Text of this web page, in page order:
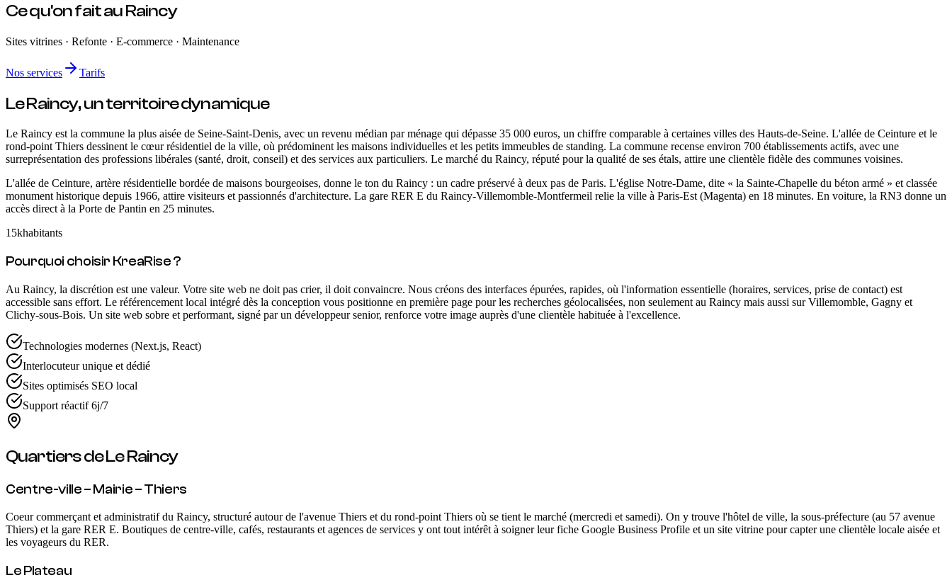
Ce qu'on faitau Raincy
Sites vitrines · Refonte · E-commerce · Maintenance
Nos services Tarifs
Le Raincy, un territoiredynamique
Le Raincy est la commune la plus aisée de Seine-Saint-Denis, avec un revenu médian par ménage qui dépasse 35 000 euros, un chiffre comparable à certaines villes des Hauts-de-Seine. L'allée de Ceinture et le
rond-point Thiers dessinent le cœur résidentiel de la ville, où prédominent les maisons individuelles et les petits immeubles de standing. La commune recense environ 700 établissements actifs, avec une
surreprésentation des professions libérales (santé, droit, conseil) et des services aux particuliers. Le marché du Raincy, réputé pour la qualité de ses étals, attire une clientèle fidèle des communes voisines.
L'allée de Ceinture, artère résidentielle bordée de maisons bourgeoises, donne le ton du Raincy : un cadre préservé à deux pas de Paris. L'église Notre-Dame, dite « la Sainte-Chapelle du béton armé » et classée
monument historique depuis 1966, attire visiteurs et passionnés d'architecture. La gare RER E du Raincy-Villemomble-Montfermeil relie la ville à Paris-Est (Magenta) en 18 minutes. En voiture, la RN3 donne un
accès direct à la Porte de Pantin en 25 minutes.
15khabitants
Pourquoi choisir KreaRise ?
Au Raincy, la discrétion est une valeur. Votre site web ne doit pas crier, il doit convaincre. Nous créons des interfaces épurées, rapides, où l'information essentielle (horaires, services, prise de contact) est
accessible sans effort. Le référencement local intégré dès la conception vous positionne en première page pour les recherches géolocalisées, non seulement au Raincy mais aussi sur Villemomble, Gagny et
Clichy-sous-Bois. Un site web sobre et performant, signé par un développeur senior, renforce votre image auprès d'une clientèle habituée à l'excellence.
Technologies modernes (Next.js, React)
Interlocuteur unique et dédié
Sites optimisés SEO local
Support réactif 6j/7
Quartiers deLe Raincy
Centre-ville – Mairie – Thiers
Coeur commerçant et administratif du Raincy, structuré autour de l'avenue Thiers et du rond-point Thiers où se tient le marché (mercredi et samedi). On y trouve l'hôtel de ville, la sous-préfecture (au 57 avenue
Thiers) et la gare RER E. Boutiques de centre-ville, cafés, restaurants et agences de services y ont tout intérêt à soigner leur fiche Google Business Profile et un site vitrine pour capter une clientèle locale aisée et
les voyageurs du RER.
Le Plateau